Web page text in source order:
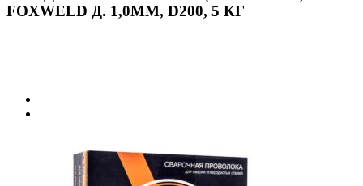
FOXWELD Д. 1,0ММ, D200, 5 КГ